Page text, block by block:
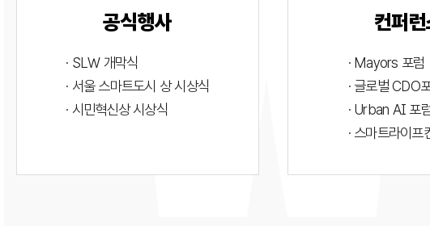
공식행사
· SLW 개막식
· 서울 스마트도시 상 시상식
· 시민혁신상 시상식
컨퍼
· Mayors 포럼
· 글로벌 CDO
· Urban AI 포
· 스마트라이프